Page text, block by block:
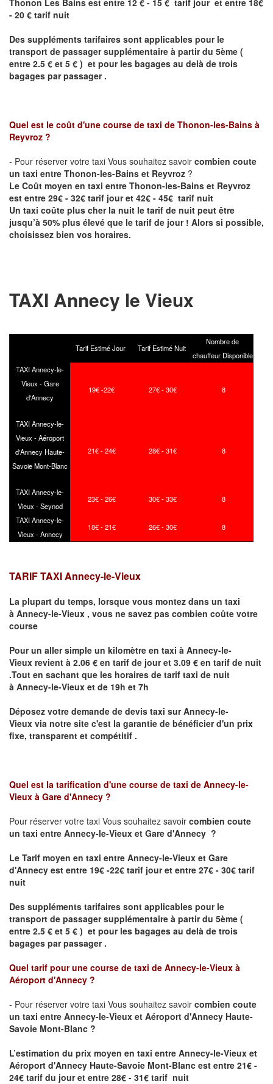
- 20 € tarif nuit
Des suppléments tarifaires sont applicables pour le
transport de passager supplémentaire à partir du 5ème (
entre 2.5 € et 5 € ) et pour les bagages au delà de trois
bagages par passager .
Quel est le coût d'une course de taxi de Thonon-les-Bains à
Reyvroz ?
- Pour réserver votre taxi Vous souhaitez savoir combien coute
un taxi entre Thonon-les-Bains et Reyvroz ?
Le Coût moyen en taxi entre Thonon-les-Bains et Reyvroz
est entre 29€ - 32€ tarif jour et 42€ - 45€ tarif nuit
Un taxi coûte plus cher la nuit le tarif de nuit peut être
jusqu’à 50% plus élevé que le tarif de jour ! Alors si possible,
choisissez bien vos horaires.
TAXI Annecy le Vieux
Tarif Estimé Jour Tarif Estimé Nuit
Nombre de
chauffeur Disponible
TAXI Annecy-le-
Vieux - Gare
d'Annecy
19€ -22€ 27€ - 30€ 8
TAXI Annecy-le-
Vieux - Aéroport
d'Annecy Haute-
Savoie Mont-Blanc
21€ - 24€ 28€ - 31€ 8
TAXI Annecy-le-
Vieux - Seynod
23€ - 26€ 30€ - 33€ 8
TAXI Annecy-le-
Vieux - Annecy
18€ - 21€ 26€ - 30€ 8
TARIF TAXI Annecy-le-Vieux
La plupart du temps, lorsque vous montez dans un taxi
à Annecy-le-Vieux , vous ne savez pas combien coûte votre
course
Pour un aller simple un kilomètre en taxi à Annecy-le-
Vieux revient à 2.06 € en tarif de jour et 3.09 € en tarif de nuit
.Tout en sachant que les horaires de tarif taxi de nuit
à Annecy-le-Vieux et de 19h et 7h
Déposez votre demande de devis taxi surAnnecy-le-
Vieux via notre site c'est la garantie de bénéficier d'un prix
fixe, transparent et compétitif .
Quel est la tarification d'une course de taxi de Annecy-le-
Vieux à Gare d'Annecy ?
Pour réserver votre taxi Vous souhaitez savoir combien coute
un taxi entre Annecy-le-Vieux et Gare d'Annecy ?
Le Tarif moyen en taxi entre Annecy-le-Vieux et Gare
d'Annecy est entre 19€ -22€ tarif jour et entre 27€ - 30€ tarif
nuit
Des suppléments tarifaires sont applicables pour le
transport de passager supplémentaire à partir du 5ème (
entre 2.5 € et 5 € ) et pour les bagages au delà de trois
bagages par passager .
Quel tarif pour une course de taxi de Annecy-le-Vieux à
Aéroport d'Annecy ?
- Pour réserver votre taxi Vous souhaitez savoir combien coute
un taxi entre Annecy-le-Vieux et Aéroport d'Annecy Haute-
Savoie Mont-Blanc ?
L’estimation du prix moyen en taxi entre Annecy-le-Vieux et
Aéroport d'Annecy Haute-Savoie Mont-Blanc est entre 21€ -
24€ tarif du jour et entre 28€ - 31€ tarif nuit